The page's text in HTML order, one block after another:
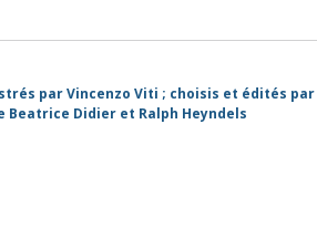
par Vincenzo Viti ; choisis et édités
Didier et Ralph Heyndels